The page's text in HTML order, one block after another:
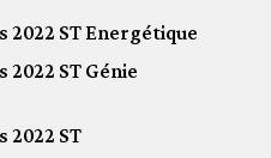
ST Energétique
ST Génie
ST